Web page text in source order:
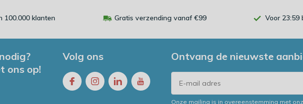
100.000 klanten Gratis verzending vanaf €99 Voor 23:59
ons op!
Volg ons Ontvang de nieuwste
Onze mailing is in overeenstemming met